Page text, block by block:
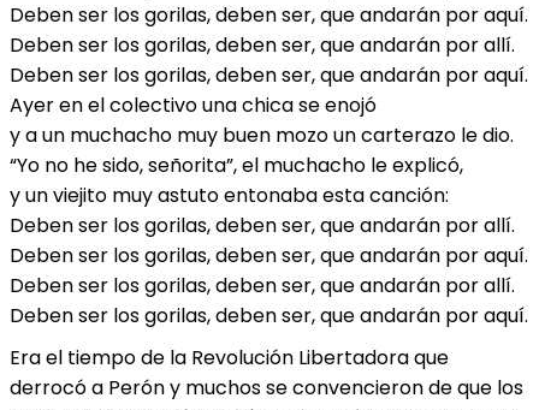
Deben ser los gorilas, deben ser, que andarán por aquí.
Deben ser los gorilas, deben ser, que andarán por allí.
Deben ser los gorilas, deben ser, que andarán por aquí.
Ayer en el colectivo una chica se enojó
y a un muchacho muy buen mozo un carterazo le dio.
“Yo no he sido, señorita”, el muchacho le explicó,
y un viejito muy astuto entonaba esta canción:
Deben ser los gorilas, deben ser, que andarán por allí.
Deben ser los gorilas, deben ser, que andarán por aquí.
Deben ser los gorilas, deben ser, que andarán por allí.
Deben ser los gorilas, deben ser, que andarán por aquí.
Era el tiempo de la Revolución Libertadora que
derrocó a Perón y muchos se convencieron de que los